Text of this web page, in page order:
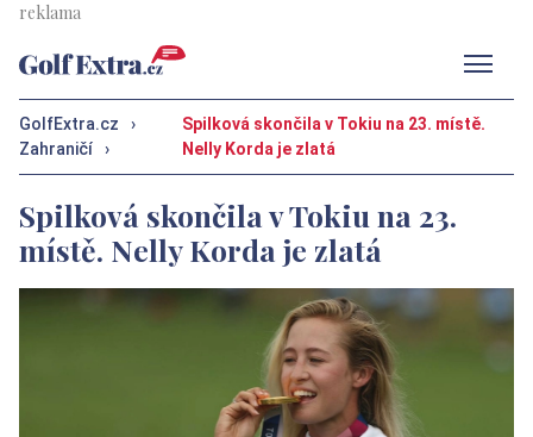
GolfExtra.cz
›
Zahraničí
›
Spilková skončila v Tokiu na 23. místě.
Nelly Korda je zlatá
Spilková skončila v Tokiu na 23.
místě. Nelly Korda je zlatá